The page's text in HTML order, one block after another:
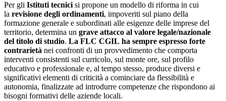
Per gli Istituti tecnici si propone un modello di riforma in cui
la revisione degli ordinamenti, impoveriti sul piano della
formazione generale e subordinati alle esigenze delle imprese del
territorio, determina un grave attacco al valore legale/nazionale
del titolo di studio. La FLC CGIL ha sempre espresso forte
contrarietà nei confronti di un provvedimento che comporta
interventi consistenti sul curricolo, sul monte ore, sul profilo
educativo e professionale e, al tempo stesso, produce diversi e
significativi elementi di criticità a cominciare da flessibilità e
autonomia, finalizzate ad introdurre competenze che rispondono ai
bisogni formativi delle aziende locali.